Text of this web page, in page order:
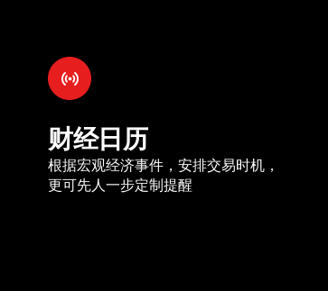
财经日历
根据宏观经济事件，安排交易时机，
更可先人一步定制提醒